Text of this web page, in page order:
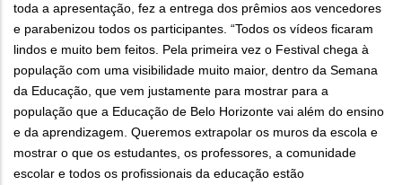
toda a apresentação, fez a entrega dos prêmios aos vencedores
e parabenizou todos os participantes. “Todos os vídeos ficaram
lindos e muito bem feitos. Pela primeira vez o Festival chega à
população com uma visibilidade muito maior, dentro da Semana
da Educação, que vem justamente para mostrar para a
população que a Educação de Belo Horizonte vai além do ensino
e da aprendizagem. Queremos extrapolar os muros da escola e
mostrar o que os estudantes, os professores, a comunidade
escolar e todos os profissionais da educação estão